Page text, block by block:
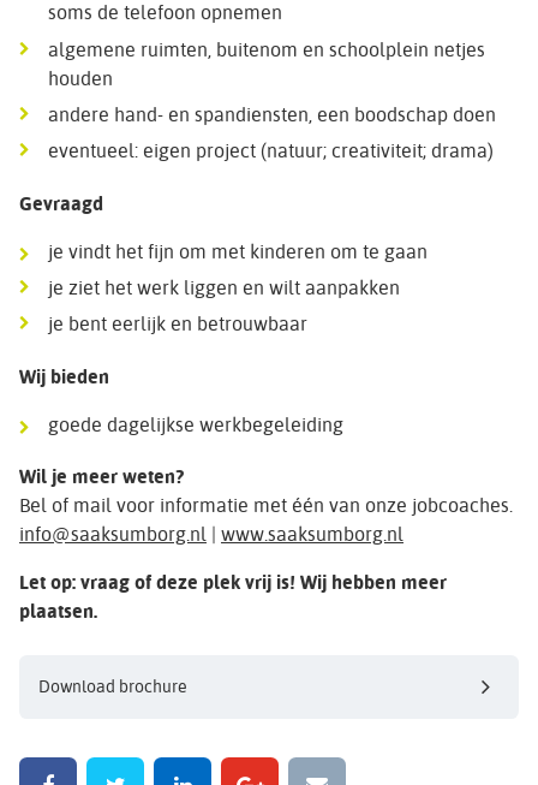
soms de telefoon opnemen
algemene ruimten, buitenom en schoolplein netjes
houden
andere hand- en spandiensten, een boodschap doen
eventueel: eigen project (natuur; creativiteit; drama)
Gevraagd
je vindt het fijn om met kinderen om te gaan
je ziet het werk liggen en wilt aanpakken
je bent eerlijk en betrouwbaar
Wij bieden
goede dagelijkse werkbegeleiding
Wil je meer weten?
Bel of mail voor informatie met één van onze jobcoaches.
info@saaksumborg.nl | www.saaksumborg.nl
Let op: vraag of deze plek vrij is! Wij hebben meer
plaatsen.
Download brochure